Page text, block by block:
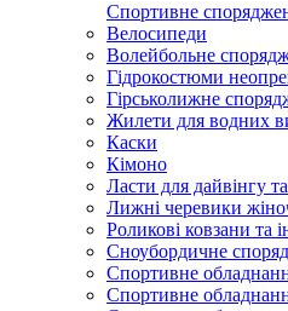
Спортивне
Велосипеди
Волейбольне
Гідрокостюми
Гірськолижне
Жилети для водних
Каски
Кімоно
Ласти для дайвінгу
Лижні черевики
Роликові ковзани та
Сноубордичне
Спортивне
Спортивне